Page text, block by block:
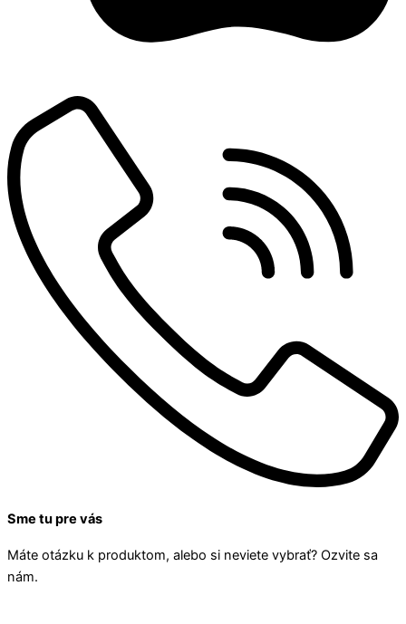
Sme tu pre vás
Máte otázku k produktom, alebo si neviete vybrať? Ozvite sa
nám.